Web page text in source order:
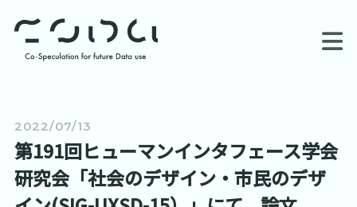
content
2022/07/13
第191回ヒューマンインタフェース学会
研究会「社会のデザイン・市民のデザ